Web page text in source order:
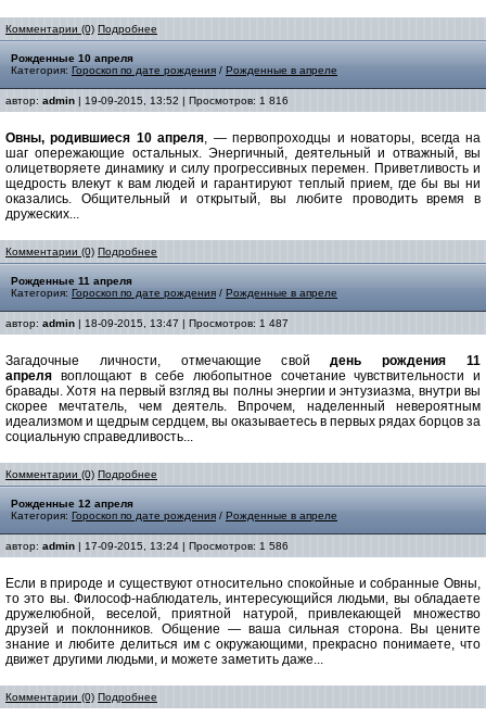
Комментарии (0) Подробнее
Рожденные 10 апреля
Категория: Гороскоп по дате рождения / Рожденные в апреле
автор: admin | 19-09-2015, 13:52 | Просмотров: 1 816
Овны, родившиеся 10 апреля, — первопроходцы и новаторы, всегда на
шаг опережающие остальных. Энергичный, деятельный и отважный, вы
олицетворяете динамику и силу прогрессивных перемен. Приветливость и
щедрость влекут к вам людей и гарантируют теплый прием, где бы вы ни
оказались. Общительный и открытый, вы любите проводить время в
дружеских...
Комментарии (0) Подробнее
Рожденные 11 апреля
Категория: Гороскоп по дате рождения / Рожденные в апреле
автор: admin | 18-09-2015, 13:47 | Просмотров: 1 487
Загадочные личности, отмечающие свойдень рождения 11
апреля воплощают в себе любопытное сочетание чувствительности и
бравады. Хотя на первый взгляд вы полны энергии и энтузиазма, внутри вы
скорее мечтатель, чем деятель. Впрочем, наделенный невероятным
идеализмом и щедрым сердцем, вы оказываетесь в первых рядах борцов за
социальную справедливость...
Комментарии (0) Подробнее
Рожденные 12 апреля
Категория: Гороскоп по дате рождения / Рожденные в апреле
автор: admin | 17-09-2015, 13:24 | Просмотров: 1 586
Если в природе и существуют относительно спокойные и собранные Овны,
то это вы. Философ-наблюдатель, интересующийся людьми, вы обладаете
дружелюбной, веселой, приятной натурой, привлекающей множество
друзей и поклонников. Общение — ваша сильная сторона. Вы цените
знание и любите делиться им с окружающими, прекрасно понимаете, что
движет другими людьми, и можете заметить даже...
Комментарии (0) Подробнее